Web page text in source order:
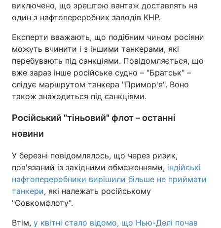
виключено, що зрештою вантаж доставлять на
один з нафтопереробних заводів КНР.
Експерти вважають, що подібним чином росіяни
можуть вчинити і з іншими танкерами, які
перебувають під санкціями. Повідомляється, що
вже зараз інше російське судно – "Братськ" –
слідує маршрутом танкера "Примор'я". Воно
також знаходиться під санкціями.
Російський "тіньовий" флот – останні
новини
У березні повідомлялось, що через ризик,
пов'язаний із західними обмеженнями, індійські
нафтопереробники вирішили більше не приймати
танкери, які належать російському
"Совкомфлоту".
Втім, у квітні стало відомо, що Нью-Делі почав